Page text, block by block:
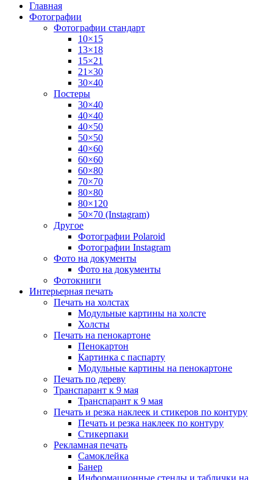
Главная
Фотографии
Фотографии стандарт
10×15
13×18
15×21
21×30
30×40
Постеры
30×40
40×40
40×50
50×50
40×60
60×60
60×80
70×70
80×80
80×120
50×70 (Instagram)
Другое
Фотографии Polaroid
Фотографии Instagram
Фото на документы
Фото на документы
Фотокниги
Интерьерная печать
Печать на холстах
Модульные картины на холсте
Холсты
Печать на пенокартоне
Пенокартон
Картинка с паспарту
Модульные картины на пенокартоне
Печать по дереву
Транспарант к 9 мая
Транспарант к 9 мая
Печать и резка наклеек и стикеров по контуру
Печать и резка наклеек по контуру
Стикерпаки
Рекламная печать
Самоклейка
Банер
Информационные стенды и таблички на